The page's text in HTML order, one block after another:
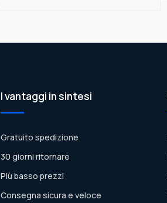
I vantaggi in sintesi
Gratuito spedizione
30 giorni ritornare
Più basso prezzi
Consegna sicura e veloce